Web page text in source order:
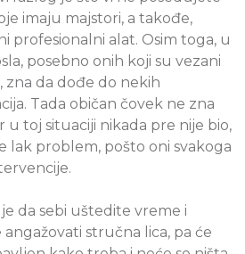
imaju majstori, a takođe,
profesionalni alat. Osim toga, u
posebno onih koji su vezani
zna da dođe do nekih
Tada običan čovek ne zna
u toj situaciji nikada pre nije bio,
lak problem, pošto oni svakoga
da sebi uštedite vreme i
stručna lica, pa će